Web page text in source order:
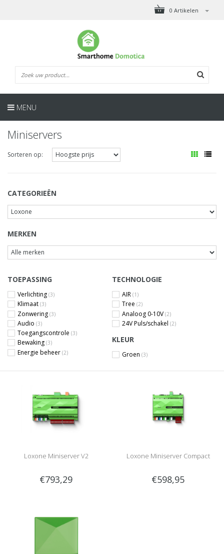
0 Artikelen
MENU
Miniservers
Sorteren op:
CATEGORIEËN
MERKEN
TOEPASSING
Verlichting (3)
Klimaat (3)
Zonwering (3)
Audio (3)
Toegangscontrole (3)
Bewaking (3)
Energie beheer (2)
TECHNOLOGIE
AIR (1)
Tree (2)
Analoog 0-10V (2)
24V Puls/schakel (2)
KLEUR
Groen (3)
Loxone Miniserver V2
€793,29
Loxone Miniserver Compact
€598,95